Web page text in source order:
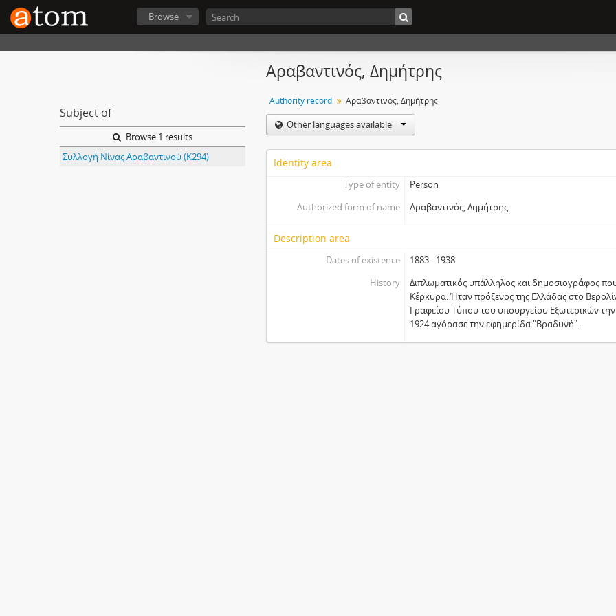
Browse
Subject of
Browse 1 results
Συλλογή Νίνας Αραβαντινού (Κ294)
Αραβαντινός, Δημήτρης
Authority record Αραβαντινός, Δημήτρης
Other languages available
Identity area
Type of entity
Person
Authorized form of name
Αραβαντινός, Δημήτρης
Description area
Dates of existence
1883 - 1938
History
Διπλωματικός υπάλληλος και δημοσιογράφος
Κέρκυρα. Ήταν πρόξενος της Ελλάδας στο
Γραφείου Τύπου του υπουργείου Εξωτερικών
1924 αγόρασε την εφημερίδα "Βραδυνή".